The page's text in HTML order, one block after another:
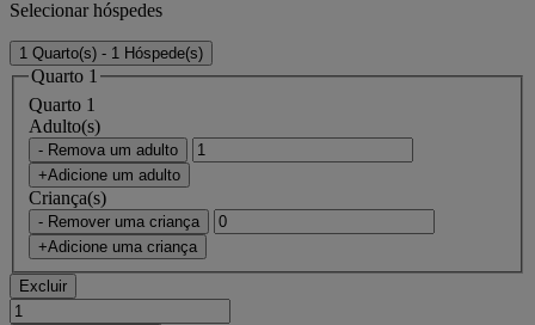
Selecionar hóspedes
1 Quarto(s) - 1 Hóspede(s)
Quarto 1
Quarto 1
Adulto(s)
- Remova um adulto
+Adicione um adulto
Criança(s)
- Remover uma criança
+Adicione uma criança
Excluir